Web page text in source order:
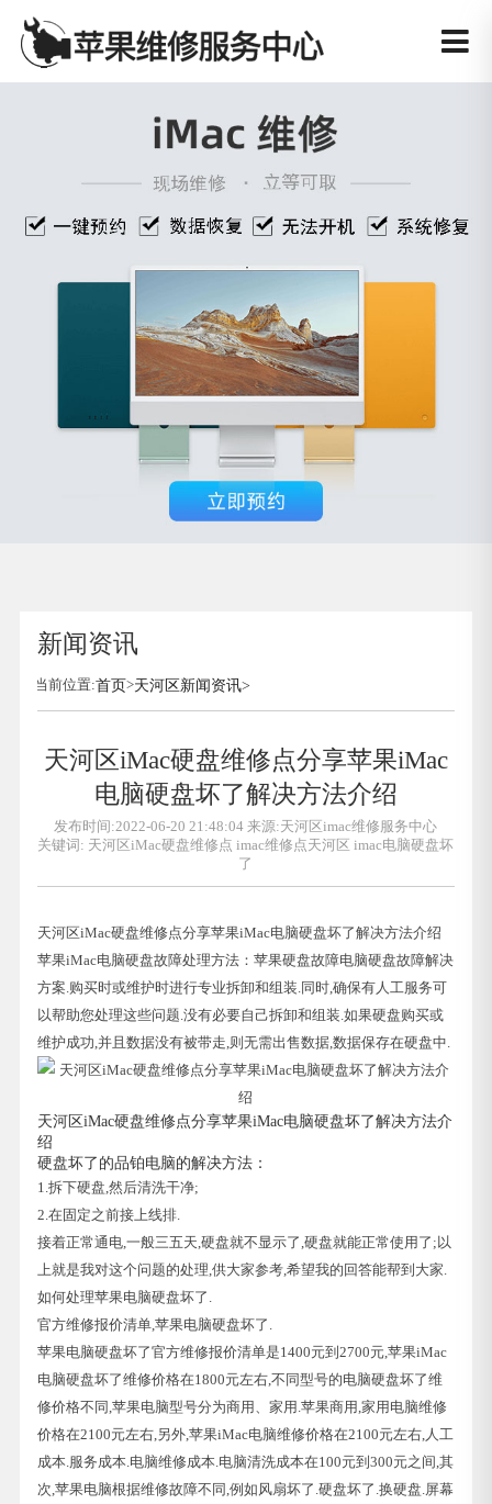
新闻资讯
当前位置:首页>天河区新闻资讯>
天河区iMac硬盘维修点分享苹果iMac
电脑硬盘坏了解决方法介绍
发布时间:2022-06-20 21:48:04 来源:天河区imac维修服务中心
关键词: 天河区iMac硬盘维修点 imac维修点天河区 imac电脑硬盘坏
了
天河区iMac硬盘维修点分享苹果iMac电脑硬盘坏了解决方法介绍
苹果iMac电脑硬盘故障处理方法：苹果硬盘故障电脑硬盘故障解决
方案.购买时或维护时进行专业拆卸和组装.同时,确保有人工服务可
以帮助您处理这些问题.没有必要自己拆卸和组装.如果硬盘购买或
维护成功,并且数据没有被带走,则无需出售数据,数据保存在硬盘中.
天河区iMac硬盘维修点分享苹果iMac电脑硬盘坏了解决方法介
绍
硬盘坏了的品铂电脑的解决方法：
1.拆下硬盘,然后清洗干净;
2.在固定之前接上线排.
接着正常通电,一般三五天,硬盘就不显示了,硬盘就能正常使用了;以
上就是我对这个问题的处理,供大家参考,希望我的回答能帮到大家.
如何处理苹果电脑硬盘坏了.
官方维修报价清单,苹果电脑硬盘坏了.
苹果电脑硬盘坏了官方维修报价清单是1400元到2700元,苹果iMac
电脑硬盘坏了维修价格在1800元左右,不同型号的电脑硬盘坏了维
修价格不同,苹果电脑型号分为商用、家用.苹果商用,家用电脑维修
价格在2100元左右,另外,苹果iMac电脑维修价格在2100元左右,人工
成本.服务成本.电脑维修成本.电脑清洗成本在100元到300元之间,其
次,苹果电脑根据维修故障不同,例如风扇坏了.硬盘坏了.换硬盘.屏幕